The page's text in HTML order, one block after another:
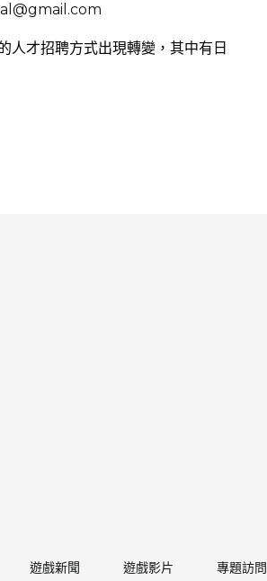
人才招聘方式出現轉變，其中有日
遊戲新聞 遊戲影片 專題訪問